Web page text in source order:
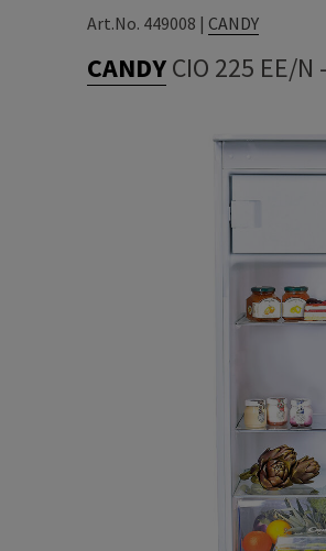
Art.No. 449008 | CANDY
CANDYCIO 225 EE/N -